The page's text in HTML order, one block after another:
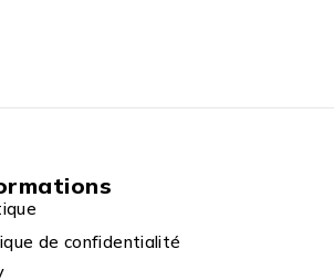
de confidentialité